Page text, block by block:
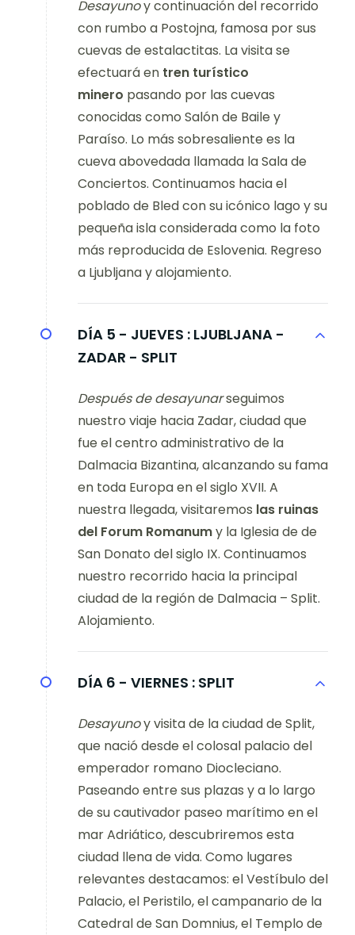
Desayunoy continuación del recorrido
con rumbo a Postojna, famosa por sus
cuevas de estalactitas. La visita se
efectuará en tren turístico
minero pasando por las cuevas
conocidas como Salón de Baile y
Paraíso. Lo más sobresaliente es la
cueva abovedada llamada la Sala de
Conciertos. Continuamos hacia el
poblado de Bled con su icónico lago y su
pequeña isla considerada como la foto
más reproducida de Eslovenia. Regreso
a Ljubljana y alojamiento.
DÍA 5 - JUEVES : LJUBLJANA -
ZADAR - SPLIT
Después de desayunarseguimos
nuestro viaje hacia Zadar, ciudad que
fue el centro administrativo de la
Dalmacia Bizantina, alcanzando su fama
en toda Europa en el siglo XVII. A
nuestra llegada, visitaremos las ruinas
del Forum Romanumy la Iglesia de de
San Donato del siglo IX. Continuamos
nuestro recorrido hacia la principal
ciudad de la región de Dalmacia – Split.
Alojamiento.
DÍA 6 - VIERNES : SPLIT
Desayunoy visita de la ciudad de Split,
que nació desde el colosal palacio del
emperador romano Diocleciano.
Paseando entre sus plazas y a lo largo
de su cautivador paseo marítimo en el
mar Adriático, descubriremos esta
ciudad llena de vida. Como lugares
relevantes destacamos: el Vestíbulo del
Palacio, el Peristilo, el campanario de la
Catedral de San Domnius, el Templo de